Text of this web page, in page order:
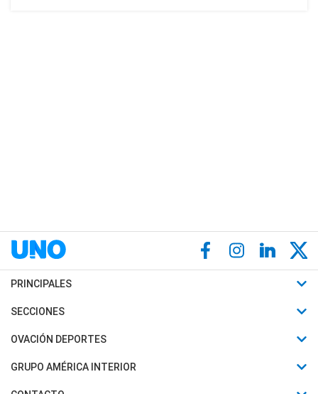
PRINCIPALES
Últimas Noticias
Política
SECCIONES
Horóscopo
Motores
OVACIÓN DEPORTES
Fútbol
Mundial
GRUPO AMÉRICA INTERIOR